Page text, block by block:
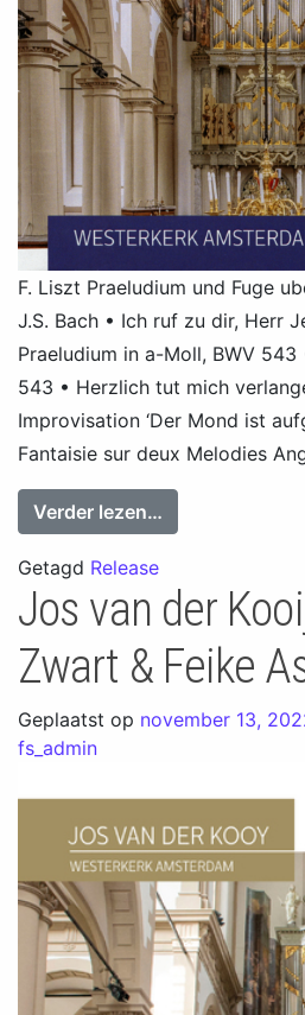
F. Liszt Praeludium und Fuge
J.S. Bach • Ich ruf zu dir, Herr
Praeludium in a-Moll, BWV 543
543 • Herzlich tut mich
Improvisation ‘Der Mond ist
Fantaisie sur deux Melodies
Verder lezen…
Getagd Release
Jos van der
Zwart & Feike
Geplaatst op november 13,
fs_admin